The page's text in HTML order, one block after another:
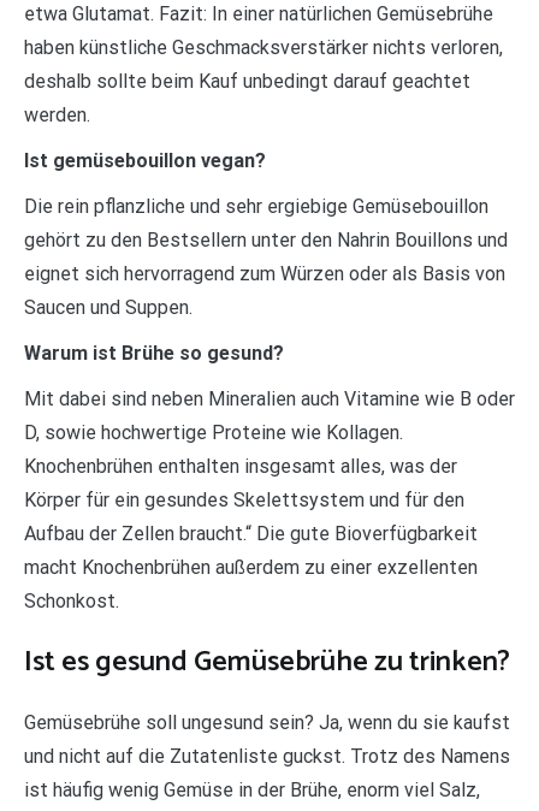
etwa Glutamat. Fazit: In einer natürlichen Gemüsebrühe
haben künstliche Geschmacksverstärker nichts verloren,
deshalb sollte beim Kauf unbedingt darauf geachtet
werden.
Ist gemüsebouillon vegan?
Die rein pflanzliche und sehr ergiebige Gemüsebouillon
gehört zu den Bestsellern unter den Nahrin Bouillons und
eignet sich hervorragend zum Würzen oder als Basis von
Saucen und Suppen.
Warum ist Brühe so gesund?
Mit dabei sind neben Mineralien auch Vitamine wie B oder
D, sowie hochwertige Proteine wie Kollagen.
Knochenbrühen enthalten insgesamt alles, was der
Körper für ein gesundes Skelettsystem und für den
Aufbau der Zellen braucht.“ Die gute Bioverfügbarkeit
macht Knochenbrühen außerdem zu einer exzellenten
Schonkost.
Ist es gesund Gemüsebrühe zu trinken?
Gemüsebrühe soll ungesund sein? Ja, wenn du sie kaufst
und nicht auf die Zutatenliste guckst. Trotz des Namens
ist häufig wenig Gemüse in der Brühe, enorm viel Salz,